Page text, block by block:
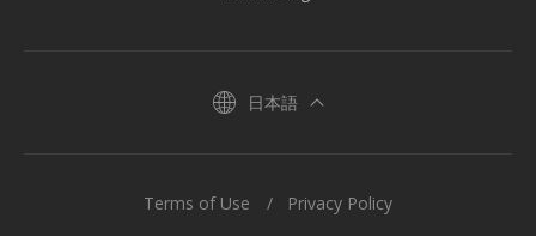
日本語
Terms of Use Privacy Policy